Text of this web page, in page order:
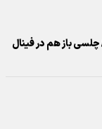
باز هم در فینال